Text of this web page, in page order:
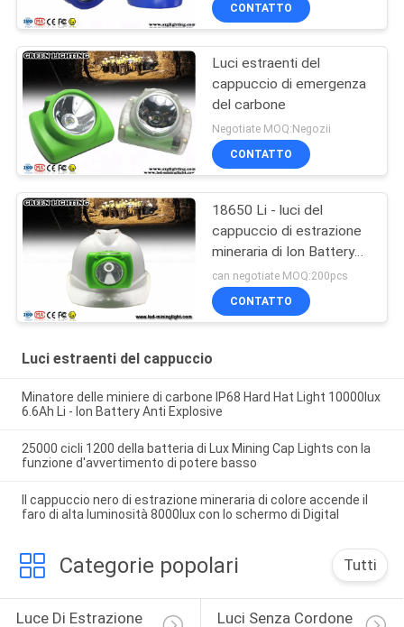
CONTATTO
Luci estraenti del
cappuccio di emergenza
del carbone
Negotiate MOQ:Negozii
CONTATTO
18650 Li - luci del
cappuccio di estrazione
mineraria di Ion Battery
LED
can negotiate MOQ:200pcs
CONTATTO
Luci estraenti del cappuccio
Minatore delle miniere di carbone IP68 Hard Hat Light 10000lux
6.6Ah Li - Ion Battery Anti Explosive
25000 cicli 1200 della batteria di Lux Mining Cap Lights con la
funzione d'avvertimento di potere basso
Il cappuccio nero di estrazione mineraria di colore accende il
faro di alta luminosità 8000lux con lo schermo di Digital
Categorie popolari Tutti
Luce Di Estrazione Luci Senza Cordone